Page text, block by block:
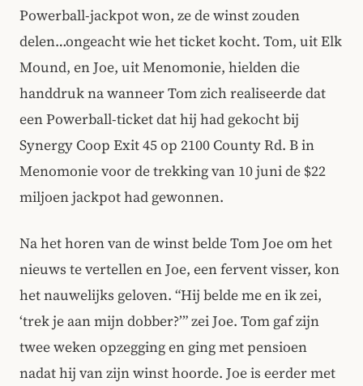
Powerball-jackpot won, ze de winst zouden
delen…ongeacht wie het ticket kocht. Tom, uit Elk
Mound, en Joe, uit Menomonie, hielden die
handdruk na wanneer Tom zich realiseerde dat
een Powerball-ticket dat hij had gekocht bij
Synergy Coop Exit 45 op 2100 County Rd. B in
Menomonie voor de trekking van 10 juni de $22
miljoen jackpot had gewonnen.
Na het horen van de winst belde Tom Joe om het
nieuws te vertellen en Joe, een fervent visser, kon
het nauwelijks geloven. “Hij belde me en ik zei,
‘trek je aan mijn dobber?’” zei Joe. Tom gaf zijn
twee weken opzegging en ging met pensioen
nadat hij van zijn winst hoorde. Joe is eerder met